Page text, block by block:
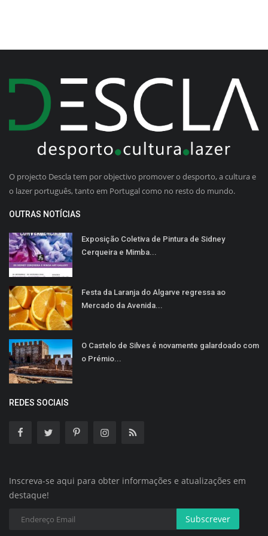
O projecto Descla tem por objectivo promover o desporto, a cultura e
o lazer português, tanto em Portugal como no resto do mundo.
OUTRAS NOTÍCIAS
Exposição Coletiva de Pintura de Sidney
Cerqueira e Mimba...
Festa da Laranja do Algarve regressa ao
Mercado da Avenida...
O Castelo de Silves é novamente galardoado com
o Prémio...
REDES SOCIAIS
Inscreva-se aqui para obter informações e atualizações em
destaque!
Subscrever